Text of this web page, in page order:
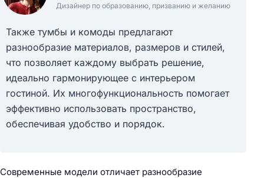
Дизайнер по образованию, призванию и желанию
Также тумбы и комоды предлагают
разнообразие материалов, размеров и стилей,
что позволяет каждому выбрать решение,
идеально гармонирующее с интерьером
гостиной. Их многофункциональность помогает
эффективно использовать пространство,
обеспечивая удобство и порядок.
Современные модели отличает разнообразие